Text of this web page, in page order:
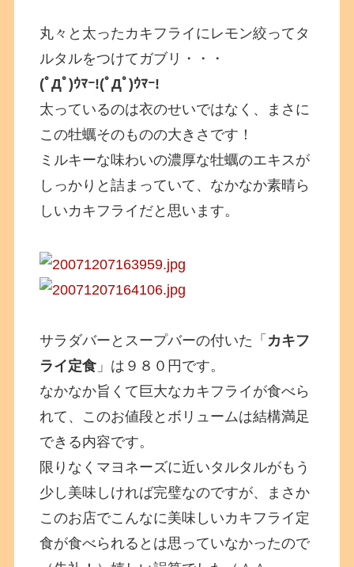
丸々と太ったカキフライにレモン絞ってタ
ルタルをつけてガブリ・・・
(ﾟДﾟ)ｳﾏｰ!(ﾟДﾟ)ｳﾏｰ!
太っているのは衣のせいではなく、まさに
この牡蠣そのものの大きさです！
ミルキーな味わいの濃厚な牡蠣のエキスが
しっかりと詰まっていて、なかなか素晴ら
しいカキフライだと思います。
サラダバーとスープバーの付いた「 カキフ
ライ定食 」は９８０円です。
なかなか旨くて巨大なカキフライが食べら
れて、このお値段とボリュームは結構満足
できる内容です。
限りなくマヨネーズに近いタルタルがもう
少し美味しければ完璧なのですが、まさか
このお店でこんなに美味しいカキフライ定
食が食べられるとは思っていなかったので